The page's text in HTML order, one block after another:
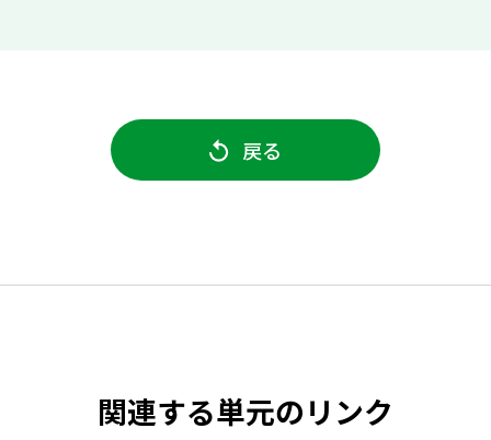
戻る
関連する単元のリンク